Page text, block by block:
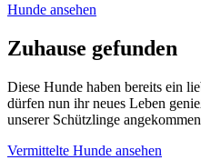
Hunde ansehen
Zuhause gefunden
Diese Hunde haben bereits ein
dürfen nun ihr neues Leben
unserer Schützlinge
Vermittelte Hunde ansehen